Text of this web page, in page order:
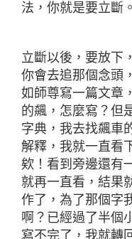
法，你就是要立斷。
立斷以後，要放下
你會去追那個念頭
如師尊寫一篇文章
的飆，怎麼寫？但
字典，我去找飆車
解釋，我就一直看
欸！看到旁邊還有
就再一直看，結果
作了，為了那個字
啊？已經過了半個
寫不完了，我就轉